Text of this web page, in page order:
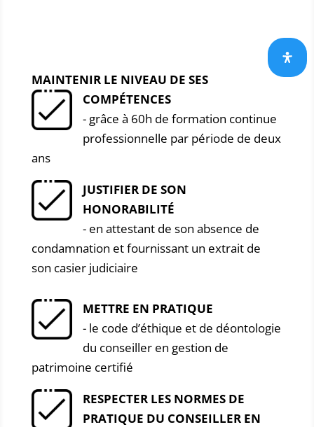
MAINTENIR LE NIVEAU DE SES
COMPÉTENCES
- grâce à 60h de formation continue
professionnelle par période de deux
ans
JUSTIFIER DE SON
HONORABILITÉ
- en attestant de son absence de
condamnation et fournissant un extrait de
son casier judiciaire
METTRE EN PRATIQUE
- le code d’éthique et de déontologie
du conseiller en gestion de
patrimoine certifié
RESPECTER LES NORMES DE
PRATIQUE DU CONSEILLER EN